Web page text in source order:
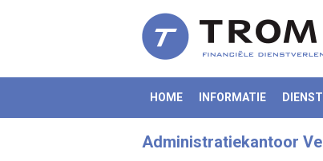
HOME INFORMATIE
Administratiekantoor